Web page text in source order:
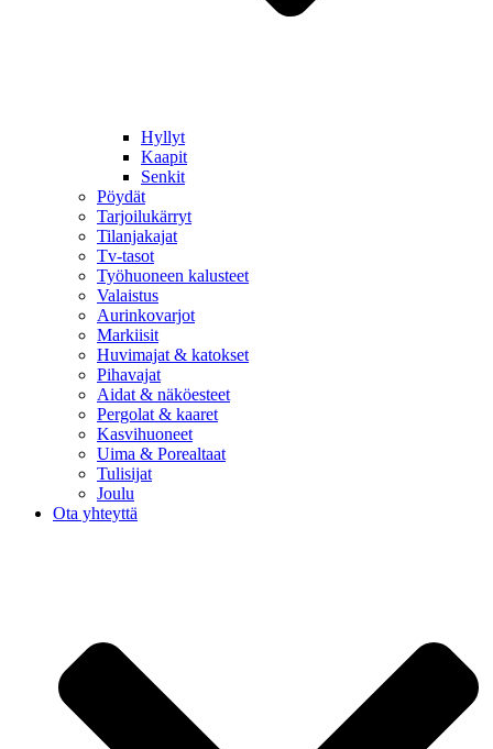
Hyllyt
Kaapit
Senkit
Pöydät
Tarjoilukärryt
Tilanjakajat
Tv-tasot
Työhuoneen kalusteet
Valaistus
Aurinkovarjot
Markiisit
Huvimajat & katokset
Pihavajat
Aidat & näköesteet
Pergolat & kaaret
Kasvihuoneet
Uima & Porealtaat
Tulisijat
Joulu
Ota yhteyttä